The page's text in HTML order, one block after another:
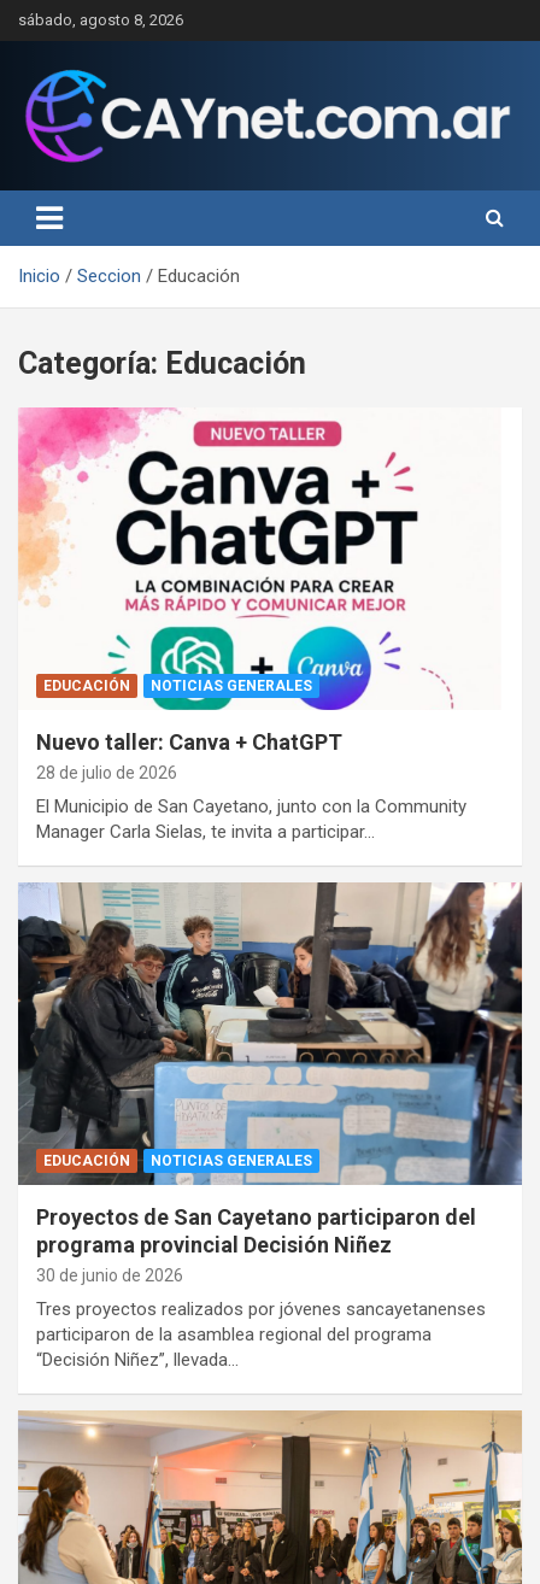
Saltar
al
sábado, agosto 8, 2026
Inicio Seccion Educación
Categoría: Educación
EDUCACIÓN NOTICIAS GENERALES
Nuevo taller: Canva + ChatGPT
28 de julio de 2026
El Municipio de San Cayetano, junto con la Community
Manager Carla Sielas, te invita a participar…
EDUCACIÓN NOTICIAS GENERALES
Proyectos de San Cayetano participaron del
programa provincial Decisión Niñez
30 de junio de 2026
Tres proyectos realizados por jóvenes sancayetanenses
participaron de la asamblea regional del programa
“Decisión Niñez”, llevada…